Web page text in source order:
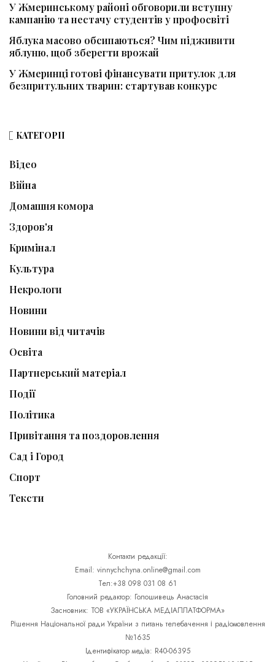
У Жмеринському районі обговорили вступну
кампанію та нестачу студентів у профосвіті
Яблука масово обсипаються? Чим підживити
яблуню, щоб зберегти врожай
У Жмеринці готові фінансувати притулок для
безпритульних тварин: стартував конкурс
КАТЕГОРІЇ
Відео
Війна
Домашня комора
Здоров'я
Кримінал
Культура
Некрологи
Новини
Новини від читачів
Освіта
Партнерський матеріал
Події
Політика
Привітання та поздоровлення
Сад і Город
Спорт
Тексти
Контакти редакції:
Email: vinnychchyna.online@gmail.com
Тел:+38 098 031 08 61
Головний редактор: Голошивець Анастасія
Засновник: ТОВ «УКРАЇНСЬКА МЕДІАПЛАТФОРМА»
Рішення Національної ради України з питань телебачення і радіомовлення
№1635
Ідентифікатор медіа: R40-06395